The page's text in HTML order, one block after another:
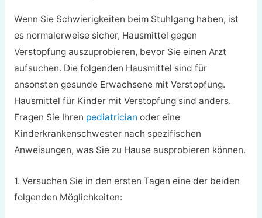
Wenn Sie Schwierigkeiten beim Stuhlgang haben, ist
es normalerweise sicher, Hausmittel gegen
Verstopfung auszuprobieren, bevor Sie einen Arzt
aufsuchen. Die folgenden Hausmittel sind für
ansonsten gesunde Erwachsene mit Verstopfung.
Hausmittel für Kinder mit Verstopfung sind anders.
Fragen Sie Ihren pediatrician oder eine
Kinderkrankenschwester nach spezifischen
Anweisungen, was Sie zu Hause ausprobieren können.
1. Versuchen Sie in den ersten Tagen eine der beiden
folgenden Möglichkeiten: